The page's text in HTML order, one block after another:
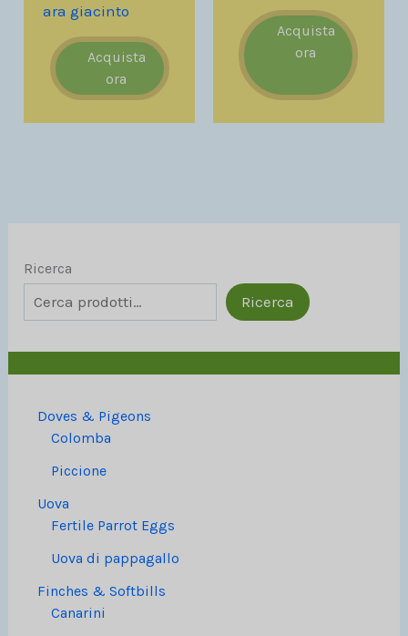
Ricerca
Ricerca
Doves & Pigeons
Colomba
Piccione
Uova
Fertile Parrot Eggs
Uova di pappagallo
Finches & Softbills
Canarini
ara giacinto
Acquista
ora
Acquista
ora